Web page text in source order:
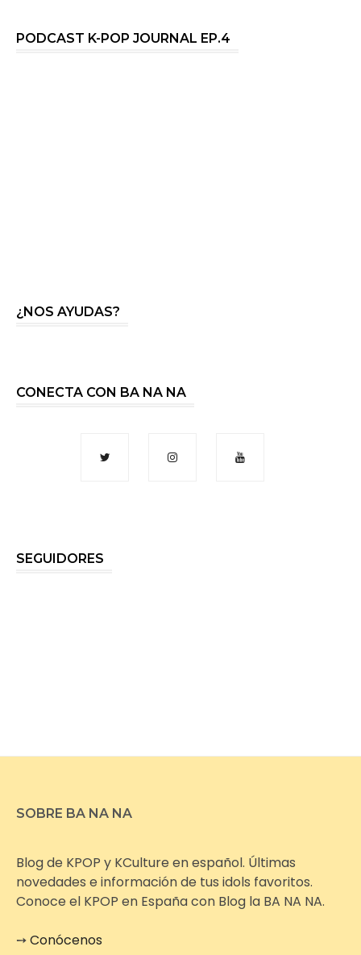
PODCAST K-POP JOURNAL EP.4
¿NOS AYUDAS?
CONECTA CON BA NA NA
SEGUIDORES
SOBRE BA NA NA
Blog de KPOP y KCulture en español. Últimas
novedades e información de tus idols favoritos.
Conoce el KPOP en España con Blog la BA NA NA.
➙Conócenos